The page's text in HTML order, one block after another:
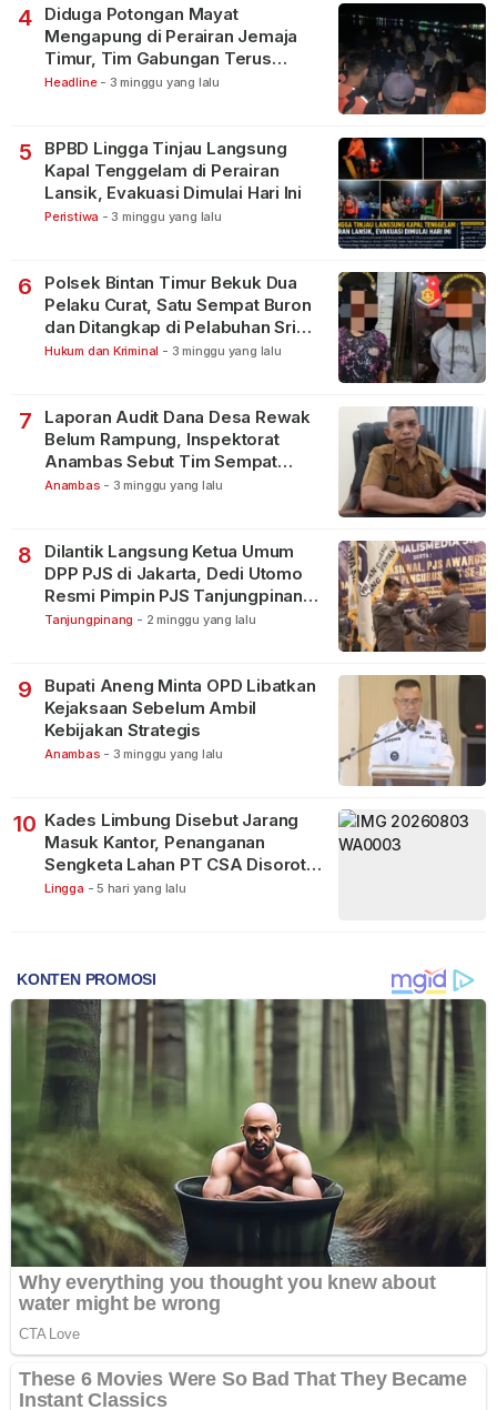
4
Diduga Potongan Mayat
Mengapung di Perairan Jemaja
Timur, Tim Gabungan Terus
Lakukan Pencarian
Headline - 3 minggu yang lalu
5
BPBD Lingga Tinjau Langsung
Kapal Tenggelam di Perairan
Lansik, Evakuasi Dimulai Hari Ini
Peristiwa - 3 minggu yang lalu
6
Polsek Bintan Timur Bekuk Dua
Pelaku Curat, Satu Sempat Buron
dan Ditangkap di Pelabuhan Sri
Bintan Pura
Hukum dan Kriminal - 3 minggu yang lalu
7
Laporan Audit Dana Desa Rewak
Belum Rampung, Inspektorat
Anambas Sebut Tim Sempat
Terbagi Tangani Kasus Lain
Anambas - 3 minggu yang lalu
8
Dilantik Langsung Ketua Umum
DPP PJS di Jakarta, Dedi Utomo
Resmi Pimpin PJS Tanjungpinang-
Bintan
Tanjungpinang - 2 minggu yang lalu
9
Bupati Aneng Minta OPD Libatkan
Kejaksaan Sebelum Ambil
Kebijakan Strategis
Anambas - 3 minggu yang lalu
10 Kades Limbung Disebut Jarang
Masuk Kantor, Penanganan
Sengketa Lahan PT CSA Disorot
Warga
Lingga - 5 hari yang lalu